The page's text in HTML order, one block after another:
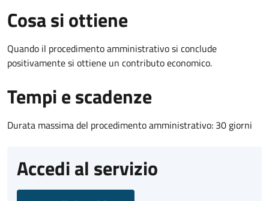
Cosa si ottiene
Quando il procedimento amministrativo si conclude
positivamente si ottiene un contributo economico.
Tempi e scadenze
Durata massima del procedimento amministrativo: 30 giorni
Accedi al servizio